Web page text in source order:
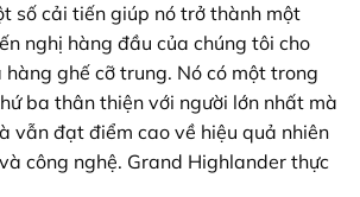
số cải tiến giúp nó trở thành một
nghị hàng đầu của chúng tôi cho
hàng ghế cỡ trung. Nó có một trong
ba thân thiện với người lớn nhất mà
vẫn đạt điểm cao về hiệu quả nhiên
công nghệ. Grand Highlander thực